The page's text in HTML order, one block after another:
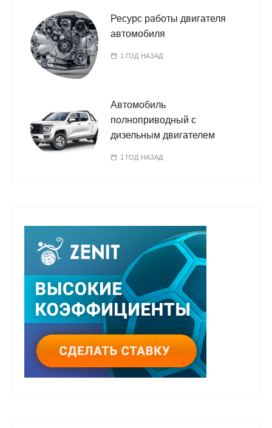
Ресурс работы двигателя
автомобиля
1 ГОД НАЗАД
Автомобиль
полноприводный с
дизельным двигателем
1 ГОД НАЗАД